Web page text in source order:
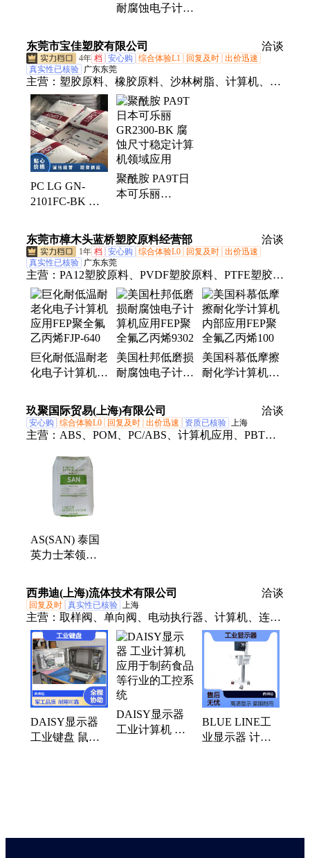
耐腐蚀电子计算
氟乙丙烯9302
东莞市宝佳塑胶有限公司 洽谈
4年 档 安心购 综合体验L1 回复及时 出价迅速
真实性已核验 广东东莞
主营： 塑胶原料、橡胶原料、沙林树脂、计算机、
PTFE、PPA、铁氟龙、PC、PEEK、COC、EVA
PC LG GN-
2101FC-BK 耐
阻燃级 电子电
器计算机应用
聚酰胺 PA9T日
本可乐丽
机领域应用
东莞市樟木头蓝桥塑胶原料经营部 洽谈
1年 档 安心购 综合体验L0 回复及时 出价迅速
真实性已核验 广东东莞
主营： PA12塑胶原料、PVDF塑胶原料、PTFE塑胶原
料、电子计算机应用FEP、PEEK塑胶原料、PPS塑胶
原料、沙林树脂塑胶原料、EMA塑胶原料、EVA塑胶
原料、PA9T塑胶原料、PLA塑胶原料、PBAT塑胶原
料、可降解塑胶原料、PPSU塑胶原料
巨化耐低温耐老
化电子计算机应
丙烯FJP-640
美国杜邦低磨损
耐腐蚀电子计算
氟乙丙烯9302
美国科慕低摩擦
耐化学计算机内
氟乙丙烯100
玖聚国际贸易(上海)有限公司 洽谈
安心购 综合体验L0 回复及时 出价迅速 资质已核验 上海
主营： ABS、POM、PC/ABS、计算机应用、PBT、
AS(SAN) 泰国
英力士苯领
寸稳定 计算机
应用
西弗迪(上海)流体技术有限公司 洽谈
回复及时 真实性已核验 上海
主营： 取样阀、单向阀、电动执行器、计算机、连接
制药阀门
DAISY显示器
工业键盘 鼠标
DAISY显示器
工业计算机 应
BLUE LINE工
业显示器 计算